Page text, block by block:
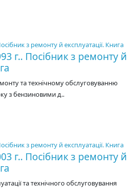
г.. Посібник з ремонту й
та технічному обслуговуванню
з бензиновими д..
г.. Посібник з ремонту й
та технічного обслуговування